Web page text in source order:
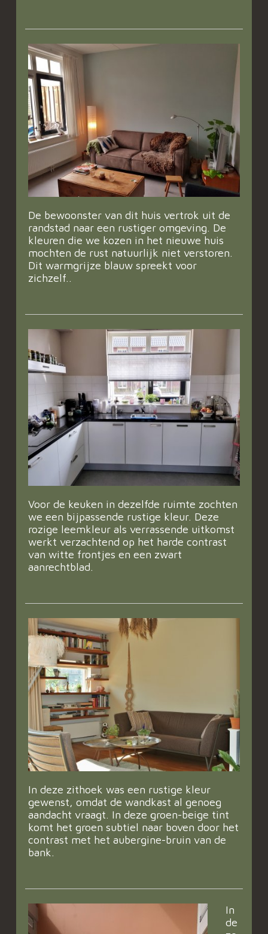
De bewoonster van dit huis vertrok uit de
randstad naar een rustiger omgeving. De
kleuren die we kozen in het nieuwe huis
mochten de rust natuurlijk niet verstoren.
Dit warmgrijze blauw spreekt voor
zichzelf..
Voor de keuken in dezelfde ruimte zochten
we een bijpassende rustige kleur. Deze
rozige leemkleur als verrassende uitkomst
werkt verzachtend op het harde contrast
van witte frontjes en een zwart
aanrechtblad.
In deze zithoek was een rustige kleur
gewenst, omdat de wandkast al genoeg
aandacht vraagt. In deze groen-beige tint
komt het groen subtiel naar boven door het
contrast met het aubergine-bruin van de
bank.
In
de